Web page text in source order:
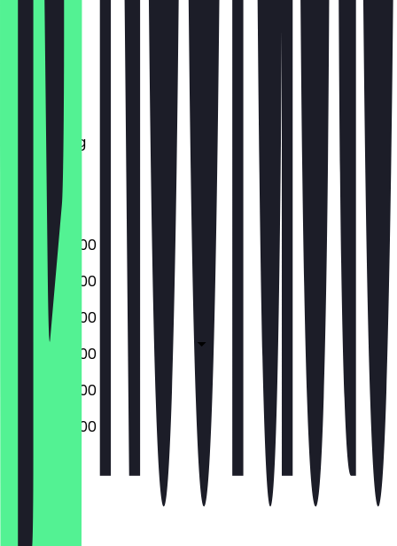
Maandag
Dinsdag
Woensdag
Donderdag
Vrijdag
Zaterdag
Zondag
07:00 - 22:00
07:00 - 22:00
07:00 - 22:00
07:00 - 22:00
07:00 - 22:00
07:00 - 22:00